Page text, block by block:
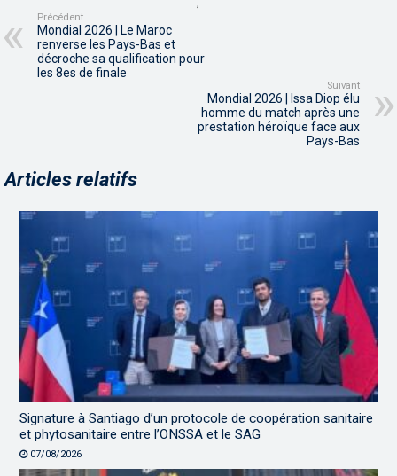
Précédent
Mondial 2026 | Le Maroc
renverse les Pays-Bas et
décroche sa qualification pour
les 8es de finale
Suivant
Mondial 2026 | Issa Diop élu
homme du match après une
prestation héroïque face aux
Pays-Bas
Articles relatifs
Signature à Santiago d’un protocole de coopération sanitaire
et phytosanitaire entre l’ONSSA et le SAG
07/08/2026